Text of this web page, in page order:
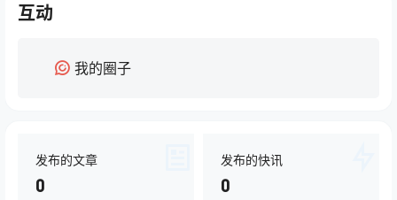
互动
我的圈子
发布的文章
0
发布的快讯
0